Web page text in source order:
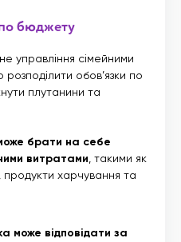
по бюджету
управління сімейними
обов’язки по
плутанини та
брати на себе
витратами, такими як
продукти харчування та
може відповідати за